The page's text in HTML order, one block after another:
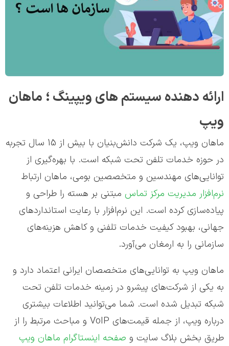
ارائه دهنده سیستم های ویپینگ ؛ ماهان
ویپ
ماهان ویپ، یک شرکت دانش‌بنیان با بیش از 15 سال تجربه
در حوزه خدمات تلفن تحت شبکه است. با بهره‌گیری از
توانایی‌های مهندسین و متخصصین بومی، ماهان ارتباط
نرم‌افزار مدیریت مرکز تماس مبتنی بر هسته را طراحی و
پیاده‌سازی کرده است. این نرم‌افزار با رعایت استانداردهای
جهانی، بهبود کیفیت خدمات تلفنی و کاهش هزینه‌های
سازمانی را به ارمغان می‌آورد.
ماهان ویپ به توانایی‌های متخصصان ایرانی اعتماد دارد و
به یکی از شرکت‌های پیشرو در زمینه خدمات تلفن تحت
شبکه تبدیل شده است. شما می‌توانید اطلاعات بیشتری
درباره ویپ، از جمله قیمت‌های VoIP و مباحث مرتبط را از
طریق بخش بلاگ سایت و صفحه اینستاگرام ماهان ویپ